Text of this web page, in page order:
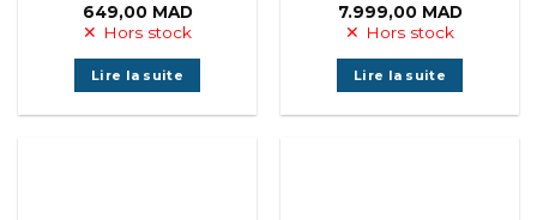
649,00 MAD
Hors stock
Lire la suite
7.999,00 MAD
Hors stock
Lire la suite